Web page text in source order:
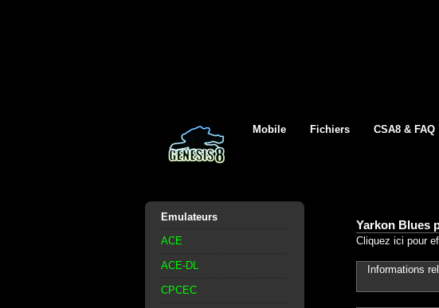
Mobile Fichiers CSA8 & FAQ
Emulateurs
ACE
ACE-DL
CPCEC
Yarkon Blues
Cliquez ici pour
Informations